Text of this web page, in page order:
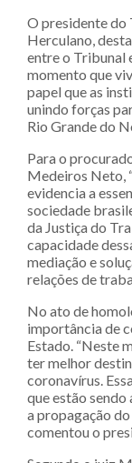
O presidente do
Herculano,
entre o Tribunal
momento que
papel que as
unindo forças
Rio Grande do
Para o
Medeiros Neto,
evidencia a
sociedade
da Justiça do
capacidade
mediação e
relações de
No ato de
importância de
Estado. “Neste
ter melhor
coronavírus.
que estão
a propagação
comentou o